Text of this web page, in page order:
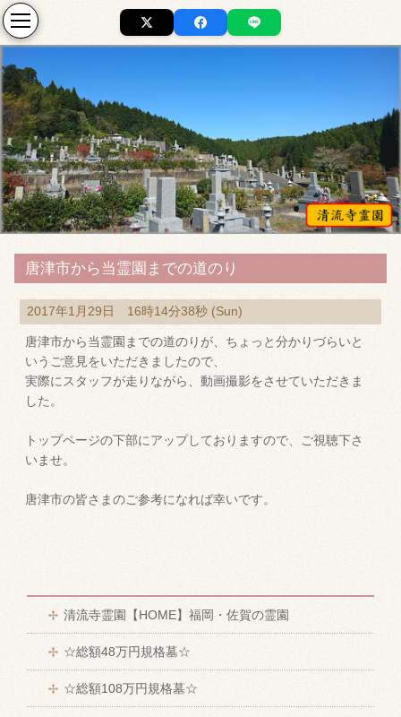
唐津市から当霊園までの道のり
2017年1月29日 16時14分38秒 (Sun)
唐津市から当霊園までの道のりが、ちょっと分かりづらいと
いうご意見をいただきましたので、
実際にスタッフが走りながら、動画撮影をさせていただきま
した。
トップページの下部にアップしておりますので、ご視聴下さ
いませ。
唐津市の皆さまのご参考になれば幸いです。
清流寺霊園【HOME】福岡・佐賀の霊園
☆総額48万円規格墓☆
☆総額108万円規格墓☆